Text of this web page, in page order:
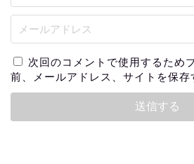
次回のコメントで使用するため
前、メールアドレス、サイトを保存